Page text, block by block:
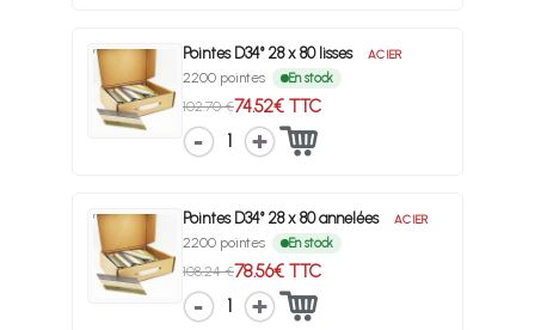
Pointes D34° 28 x 80 lisses ACIER
2200 pointes En stock
102.70 €74.52€ TTC
1
Pointes D34° 28 x 80 annelées ACIER
2200 pointes En stock
108.24 €78.56€ TTC
1